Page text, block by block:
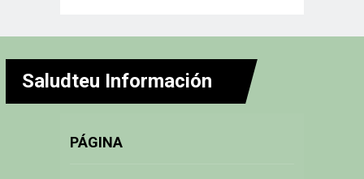
Saludteu Información
PÁGINA